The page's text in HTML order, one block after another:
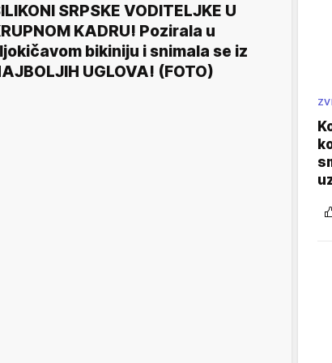
SRPSKE VODITELJKE U
KADRU! Pozirala u
bikiniju i snimala se iz
UGLOVA! (FOTO)